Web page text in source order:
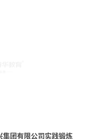
集团有限公司实践锻炼